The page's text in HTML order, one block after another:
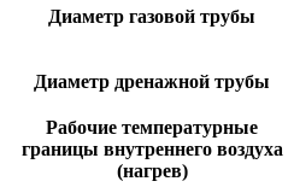
Диаметр газовой трубы
Диаметр дренажной трубы
Рабочие температурные
границы внутреннего воздуха
(нагрев)